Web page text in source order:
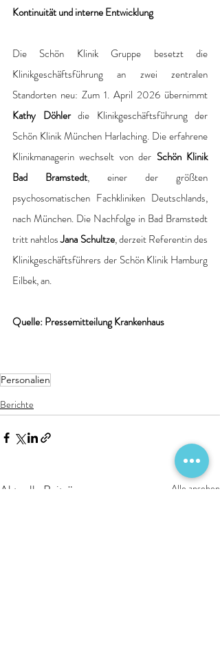
Kontinuität und interne Entwicklung
Die Schön Klinik Gruppe besetzt die
Klinikgeschäftsführung an zwei zentralen
Kathy Döhler die Klinikgeschäftsführung der
Schön Klinik München Harlaching. Die erfahrene
Klinikmanagerin wechselt von der Schön Klinik
Bad Bramstedt, einer der größten
psychosomatischen Fachkliniken Deutschlands,
nach München. Die Nachfolge in Bad Bramstedt
tritt nahtlos Jana Schultze, derzeit Referentin des
Klinikgeschäftsführers der Schön Klinik Hamburg
Eilbek, an.
Quelle: Pressemitteilung Krankenhaus
Personalien
Berichte
Aktuelle Beiträge Alle ansehen